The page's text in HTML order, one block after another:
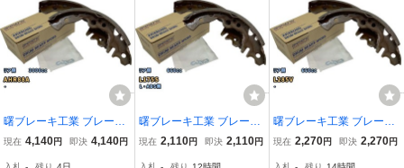
曙ブレーキ工業 ブレーキ
シュー リア側 日産 アト
現在 4,140円 即決 4,140円
曙ブレーキ工業 ブレーキ
シュー リア側 ダイハツ
現在 2,110円 即決 2,110円
曙ブレーキ工業 ブレーキ
シュー リア側 ダイハツ
現在 2,270円 即決 2,270円